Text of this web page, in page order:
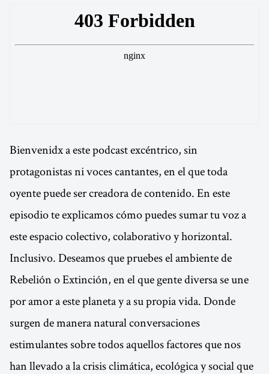
Bienvenidx a este podcast excéntrico, sin
protagonistas ni voces cantantes, en el que toda
oyente puede ser creadora de contenido. En este
episodio te explicamos cómo puedes sumar tu voz a
este espacio colectivo, colaborativo y horizontal.
Inclusivo. Deseamos que pruebes el ambiente de
Rebelión o Extinción, en el que gente diversa se une
por amor a este planeta y a su propia vida. Donde
surgen de manera natural conversaciones
estimulantes sobre todos aquellos factores que nos
han llevado a la crisis climática, ecológica y social que